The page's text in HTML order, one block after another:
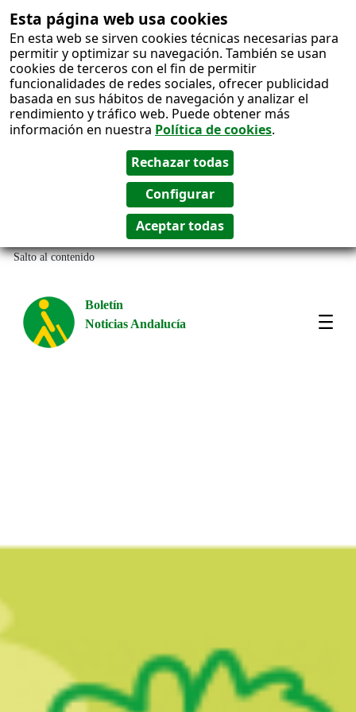
Esta página web usa cookies
En esta web se sirven cookies técnicas necesarias para
permitir y optimizar su navegación. También se usan
cookies de terceros con el fin de permitir
funcionalidades de redes sociales, ofrecer publicidad
basada en sus hábitos de navegación y analizar el
rendimiento y tráfico web. Puede obtener más
información en nuestra Política de cookies.
Salto al contenido
Boletín
Noticias Andalucía